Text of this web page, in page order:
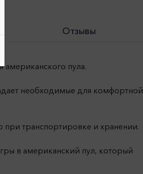
Отзывы
американского пула.
необходимые для комфортной
при транспортировке и хранении.
в американский пул, который